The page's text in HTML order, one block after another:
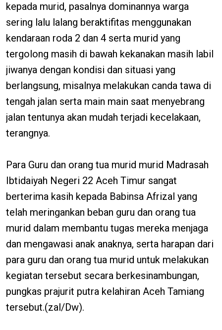
kepada murid, pasalnya dominannya warga
sering lalu lalang beraktifitas menggunakan
kendaraan roda 2 dan 4 serta murid yang
tergolong masih di bawah kekanakan masih labil
jiwanya dengan kondisi dan situasi yang
berlangsung, misalnya melakukan canda tawa di
tengah jalan serta main main saat menyebrang
jalan tentunya akan mudah terjadi kecelakaan,
terangnya.
Para Guru dan orang tua murid murid Madrasah
Ibtidaiyah Negeri 22 Aceh Timur sangat
berterima kasih kepada Babinsa Afrizal yang
telah meringankan beban guru dan orang tua
murid dalam membantu tugas mereka menjaga
dan mengawasi anak anaknya, serta harapan dari
para guru dan orang tua murid untuk melakukan
kegiatan tersebut secara berkesinambungan,
pungkas prajurit putra kelahiran Aceh Tamiang
tersebut.(zal/Dw).